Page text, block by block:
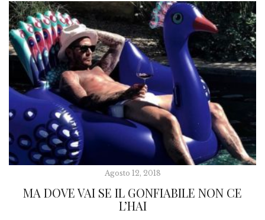
Agosto 12, 2018
MA DOVE VAI SE IL GONFIABILE NON CE
L’HAI